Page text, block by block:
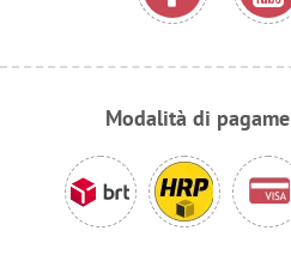
Modalità di